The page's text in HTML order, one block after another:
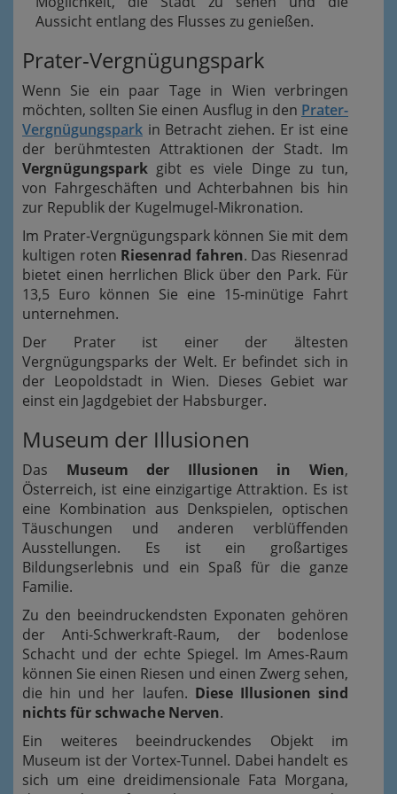
Aussicht entlang des Flusses zu genießen.
Prater-Vergnügungspark
Wenn Sie ein paar Tage in Wien verbringen
möchten, sollten Sie einen Ausflug in den Prater-
Vergnügungspark in Betracht ziehen. Er ist eine
der berühmtesten Attraktionen der Stadt. Im
Vergnügungspark gibt es viele Dinge zu tun,
von Fahrgeschäften und Achterbahnen bis hin
zur Republik der Kugelmugel-Mikronation.
Im Prater-Vergnügungspark können Sie mit dem
kultigen roten Riesenrad fahren. Das Riesenrad
bietet einen herrlichen Blick über den Park. Für
13,5 Euro können Sie eine 15-minütige Fahrt
unternehmen.
Der Prater ist einer der ältesten
Vergnügungsparks der Welt. Er befindet sich in
der Leopoldstadt in Wien. Dieses Gebiet war
einst ein Jagdgebiet der Habsburger.
Museum der Illusionen
Das Museum der Illusionen in Wien,
Österreich, ist eine einzigartige Attraktion. Es ist
eine Kombination aus Denkspielen, optischen
Täuschungen und anderen verblüffenden
Ausstellungen. Es ist ein großartiges
Bildungserlebnis und ein Spaß für die ganze
Familie.
Zu den beeindruckendsten Exponaten gehören
der Anti-Schwerkraft-Raum, der bodenlose
Schacht und der echte Spiegel. Im Ames-Raum
können Sie einen Riesen und einen Zwerg sehen,
die hin und her laufen. Diese Illusionen sind
nichts für schwache Nerven.
Ein weiteres beeindruckendes Objekt im
Museum ist der Vortex-Tunnel. Dabei handelt es
sich um eine dreidimensionale Fata Morgana,